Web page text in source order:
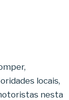
locais,
nesta